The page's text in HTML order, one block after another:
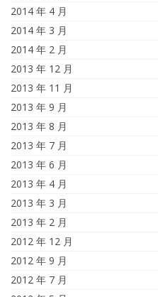
2014 年 4 月
2014 年 3 月
2014 年 2 月
2013 年 12 月
2013 年 11 月
2013 年 9 月
2013 年 8 月
2013 年 7 月
2013 年 6 月
2013 年 4 月
2013 年 3 月
2013 年 2 月
2012 年 12 月
2012 年 9 月
2012 年 7 月